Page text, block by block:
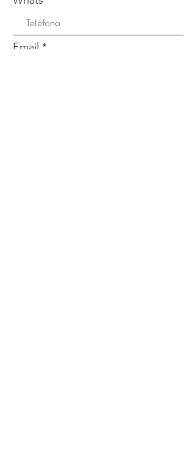
Email